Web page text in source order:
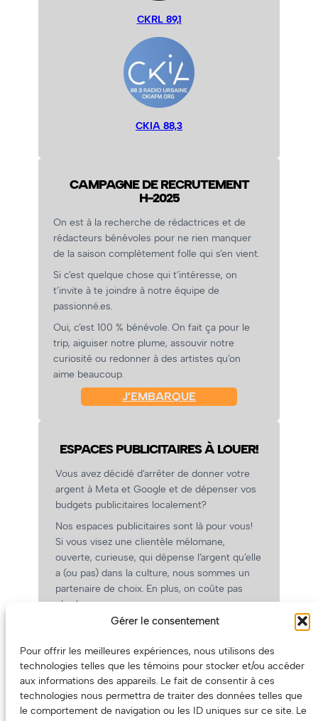
Gérer le consentement
Pour offrir les meilleures expériences, nous utilisons des
technologies telles que les témoins pour stocker et/ou accéder
aux informations des appareils. Le fait de consentir à ces
technologies nous permettra de traiter des données telles que
le comportement de navigation ou les ID uniques sur ce site. Le
CKRL 89,1
CKIA 88,3
CAMPAGNE DE RECRUTEMENT
H-2025
On est à la recherche de rédactrices et de
rédacteurs bénévoles pour ne rien manquer
de la saison complètement folle qui s’en vient.
Si c’est quelque chose qui t’intéresse, on
t’invite à te joindre à notre équipe de
passionné.es.
Oui, c’est 100 % bénévole. On fait ça pour le
trip, aiguiser notre plume, assouvir notre
curiosité ou redonner à des artistes qu’on
aime beaucoup.
J’EMBARQUE
ESPACES PUBLICITAIRES À LOUER!
Vous avez décidé d’arrêter de donner votre
argent à Meta et Google et de dépenser vos
budgets publicitaires localement?
Nos espaces publicitaires sont là pour vous!
Si vous visez une clientèle mélomane,
ouverte, curieuse, qui dépense l’argent qu’elle
a (ou pas) dans la culture, nous sommes un
partenaire de choix. En plus, on coûte pas
cher!
On prépare une grille tarifaire intéressante et
(Oui, on va avoir des tarifs spéciaux pour
vous, les artistes!)